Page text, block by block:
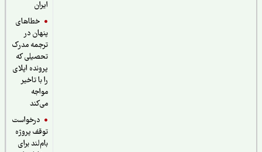
خطاهای
پنهان در
ترجمه مدرک
تحصیلی که
پرونده اپلای
را با تاخیر
درخواست
توقف پروژه
بام‌لند برای